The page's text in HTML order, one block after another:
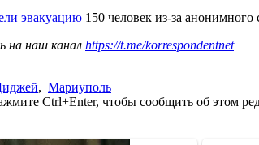
эвакуацию 150 человек из-за
на наш канал https://t.me/korrespondentnet
, Мариуполь
Ctrl+Enter, чтобы сообщить об этом